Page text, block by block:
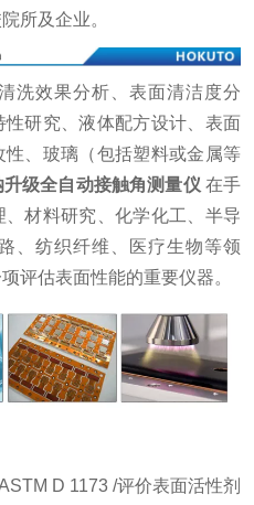
所及企业。
洗效果分析、表面清洁度分
研究、液体配方设计、表面
、玻璃（包括塑料或金属等
升级全自动接触角测量仪 在手
材料研究、化学化工、半导
、纺织纤维、医疗生物等领
评估表面性能的重要仪器。
D 1173 /评价表面活性剂